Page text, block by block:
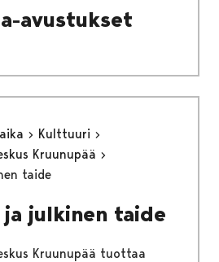
avustukset
Kulttuuri
Kruunupää
taide
julkinen taide
Kruunupää tuottaa